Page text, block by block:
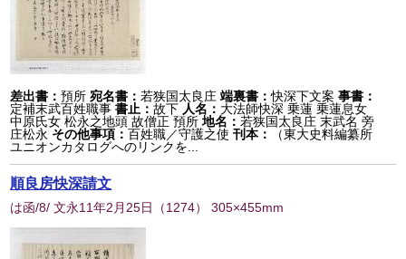
差出書：預所 宛名書：若狭国太良庄 端裏書：快深下文案 事書：
定補末武百姓職事書止：故下 人名： 大法師快深 乗蓮 乗蓮息女
中原氏女 松永之地頭 故僧正 預所 地名：若狭国太良庄 末武名 旁
庄松永 その他事項：百姓職／守護之使 刊本：
（東大史料編纂所
ユニオンカタログへのリンクを...
順良房快深請文
は函/8/ 文永11年2月25日 （1274） 305×455mm